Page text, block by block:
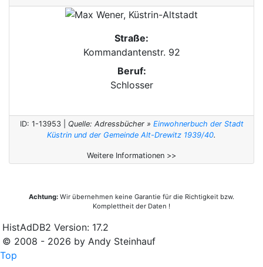
Straße:
Kommandantenstr. 92
Beruf:
Schlosser
ID: 1-13953 | Quelle: Adressbücher » Einwohnerbuch der Stadt
Küstrin und der Gemeinde Alt-Drewitz 1939/40.
Weitere Informationen >>
Achtung: Wir übernehmen keine Garantie für die Richtigkeit bzw.
Komplettheit der Daten !
HistAdDB2 Version: 17.2
© 2008 - 2026 by Andy Steinhauf
Top